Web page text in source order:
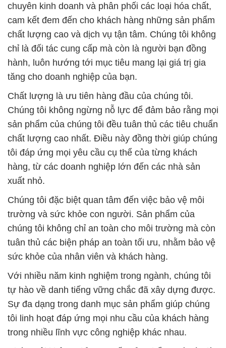
chuyên kinh doanh và phân phối các loại hóa chất,
cam kết đem đến cho khách hàng những sản phẩm
chất lượng cao và dịch vụ tận tâm. Chúng tôi không
chỉ là đối tác cung cấp mà còn là người bạn đồng
hành, luôn hướng tới mục tiêu mang lại giá trị gia
tăng cho doanh nghiệp của bạn.
Chất lượng là ưu tiên hàng đầu của chúng tôi.
Chúng tôi không ngừng nỗ lực để đảm bảo rằng mọi
sản phẩm của chúng tôi đều tuân thủ các tiêu chuẩn
chất lượng cao nhất. Điều này đồng thời giúp chúng
tôi đáp ứng mọi yêu cầu cụ thể của từng khách
hàng, từ các doanh nghiệp lớn đến các nhà sản
xuất nhỏ.
Chúng tôi đặc biệt quan tâm đến việc bảo vệ môi
trường và sức khỏe con người. Sản phẩm của
chúng tôi không chỉ an toàn cho môi trường mà còn
tuân thủ các biện pháp an toàn tối ưu, nhằm bảo vệ
sức khỏe của nhân viên và khách hàng.
Với nhiều năm kinh nghiệm trong ngành, chúng tôi
tự hào về danh tiếng vững chắc đã xây dựng được.
Sự đa dạng trong danh mục sản phẩm giúp chúng
tôi linh hoạt đáp ứng mọi nhu cầu của khách hàng
trong nhiều lĩnh vực công nghiệp khác nhau.